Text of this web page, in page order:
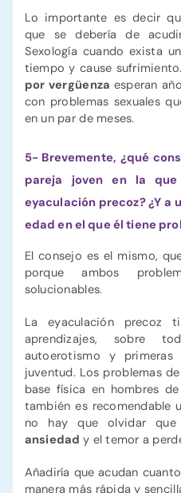
Lo importante es decir
que se debería de
Sexología cuando exista
tiempo y cause
por vergüenza esperan
con problemas sexuales
en un par de meses.
5- Brevemente, ¿qué
pareja joven en la
eyaculación precoz? ¿Y a
edad en el que él tiene
El consejo es el mismo,
porque ambos
solucionables.
La eyaculación precoz
aprendizajes, sobre
autoerotismo y primeras
juventud. Los problemas
base física en hombres
también es recomendable
no hay que olvidar que
ansiedady el temor a
Añadiría que acudan
manera más rápida y